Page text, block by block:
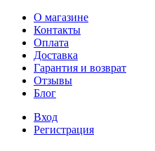
О магазине
Контакты
Оплата
Доставка
Гарантия и возврат
Отзывы
Блог
Вход
Регистрация